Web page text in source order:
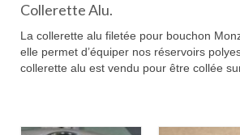
Collerette Alu.
La collerette alu filetée pour bouchon
elle permet d’équiper nos réservoirs
collerette alu est vendu pour être collée